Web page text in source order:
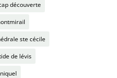
découverte
ste cécile
de lévis